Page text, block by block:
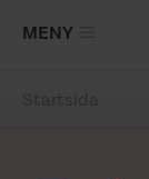
MENY